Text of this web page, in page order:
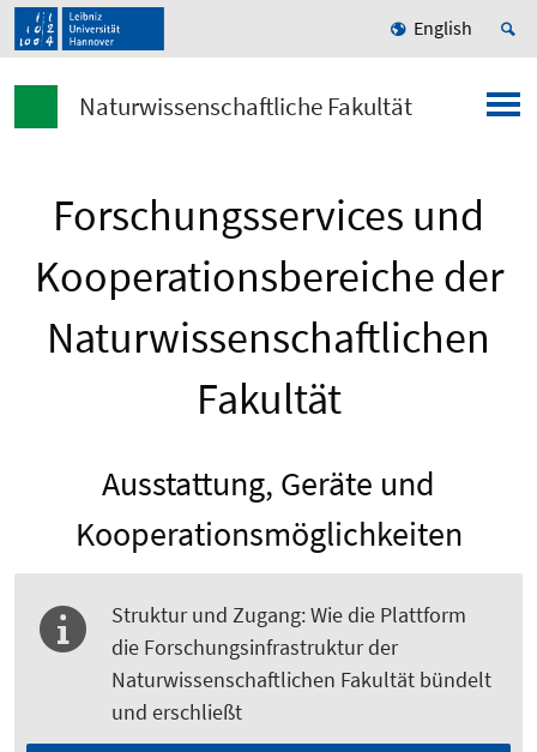
English
Naturwissenschaftliche Fakultät
Forschungsservices und
Kooperationsbereiche der
Naturwissenschaftlichen
Fakultät
Ausstattung, Geräte und
Kooperationsmöglichkeiten
Struktur und Zugang: Wie die Plattform
die Forschungs­infrastruktur der
Naturwissenschaftlichen Fakultät bündelt
und erschließt